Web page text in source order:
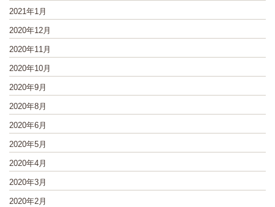
2021年1月
2020年12月
2020年11月
2020年10月
2020年9月
2020年8月
2020年6月
2020年5月
2020年4月
2020年3月
2020年2月